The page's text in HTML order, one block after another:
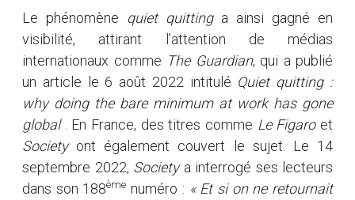
Le phénomène quiet quittinga ainsi gagné en
visibilité, attirant l’attention de médias
internationaux comme The Guardian, qui a publié
un article le 6 août 2022 intitulé Quiet quitting:
why doing the bare minimum at work has gone
global
. En France, des titres comme Le Figaroet
Societyont également couvert le sujet. Le 14
septembre 2022, Societya interrogé ses lecteurs
dans son 188ème numéro : « Et si on ne retournait